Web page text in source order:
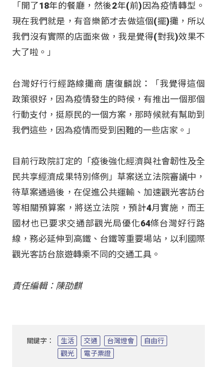
「開了18年的餐廳，然後2年(前)因為疫情轉型。
現在我們就是，有音樂節才去做這個(擺)攤，所以
我們沒有實際的店面來做，我是覺得(對我)效果不
大了啦。」
台灣好行行經路線攤商 唐復麟說：「我覺得這個
政策很好，因為疫情發生的時候，有推出一個那個
行動支付，挺原民的一個方案，那時候就有幫助到
我們這些，因為疫情而受到困難的一些店家。」
目前行政院訂定的「疫後強化經濟與社會韌性及全
民共享經濟成果特別條例」草案送立法院審議中，
待草案通過後，在促進公共運輸、加速觀光客訪台
等相關預算案，將送立法院，預計4月實施，而王
國材也已要求交通部觀光局優化64條台灣好行路
線，務必延伸到高鐵、台鐵等重要場站，以利國際
觀光客訪台旅遊轉乘不同的交通工具。
責任編輯：陳劭麒
關鍵字： 生活 交通 台灣燈會
自由行
觀光
電子票證